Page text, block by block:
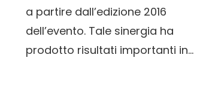
a partire dall’edizione 2016
dell’evento. Tale sinergia ha
prodotto risultati importanti in...